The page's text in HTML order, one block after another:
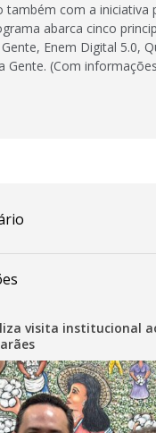
também com a iniciativa
abarca cinco
Enem Digital 5.0,
Gente. (Com
visita institucional